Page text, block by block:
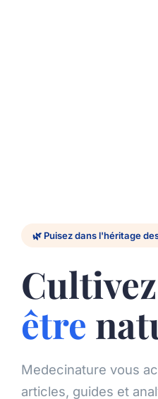
🌿 Puisez dans l'héritage
être
Medecinature vous
articles, guides et